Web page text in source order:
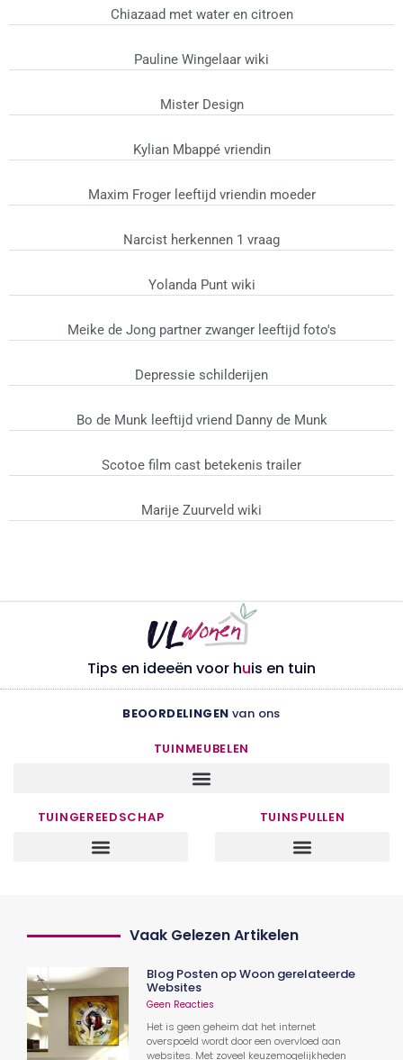
Chiazaad met water en citroen
Pauline Wingelaar wiki
Mister Design
Kylian Mbappé vriendin
Maxim Froger leeftijd vriendin moeder
Narcist herkennen 1 vraag
Yolanda Punt wiki
Meike de Jong partner zwanger leeftijd foto's
Depressie schilderijen
Bo de Munk leeftijd vriend Danny de Munk
Scotoe film cast betekenis trailer
Marije Zuurveld wiki
Tips en ideeën voor huis en tuin
BEOORDELINGEN van ons
TUINMEUBELEN
TUINGEREEDSCHAP TUINSPULLEN
Vaak Gelezen Artikelen
Blog Posten op Woon gerelateerde
Websites
Geen Reacties
Het is geen geheim dat het internet
overspoeld wordt door een overvloed aan
websites. Met zoveel keuzemogelijkheden